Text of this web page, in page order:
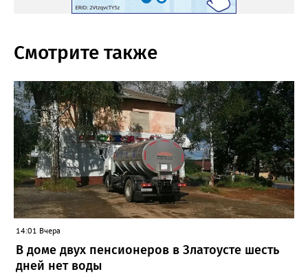
Смотрите также
14:01 Вчера
В доме двух пенсионеров в Златоусте шесть
дней нет воды